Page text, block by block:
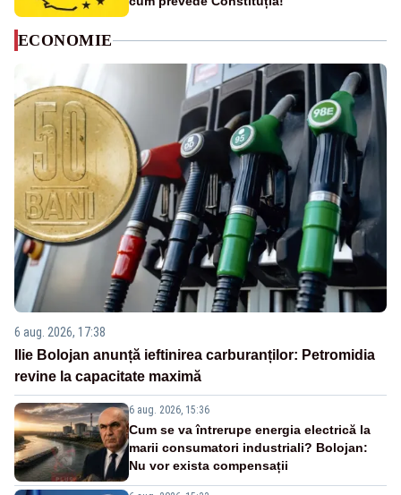
ECONOMIE
6 aug. 2026, 17:38
Ilie Bolojan anunță ieftinirea carburanților: Petromidia
revine la capacitate maximă
6 aug. 2026, 15:36
Cum se va întrerupe energia electrică la
marii consumatori industriali? Bolojan:
Nu vor exista compensații